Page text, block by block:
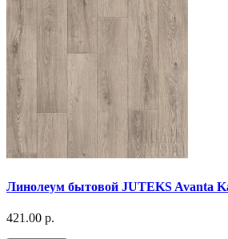
Линолеум бытовой JUTEKS Avanta
421.00 р.